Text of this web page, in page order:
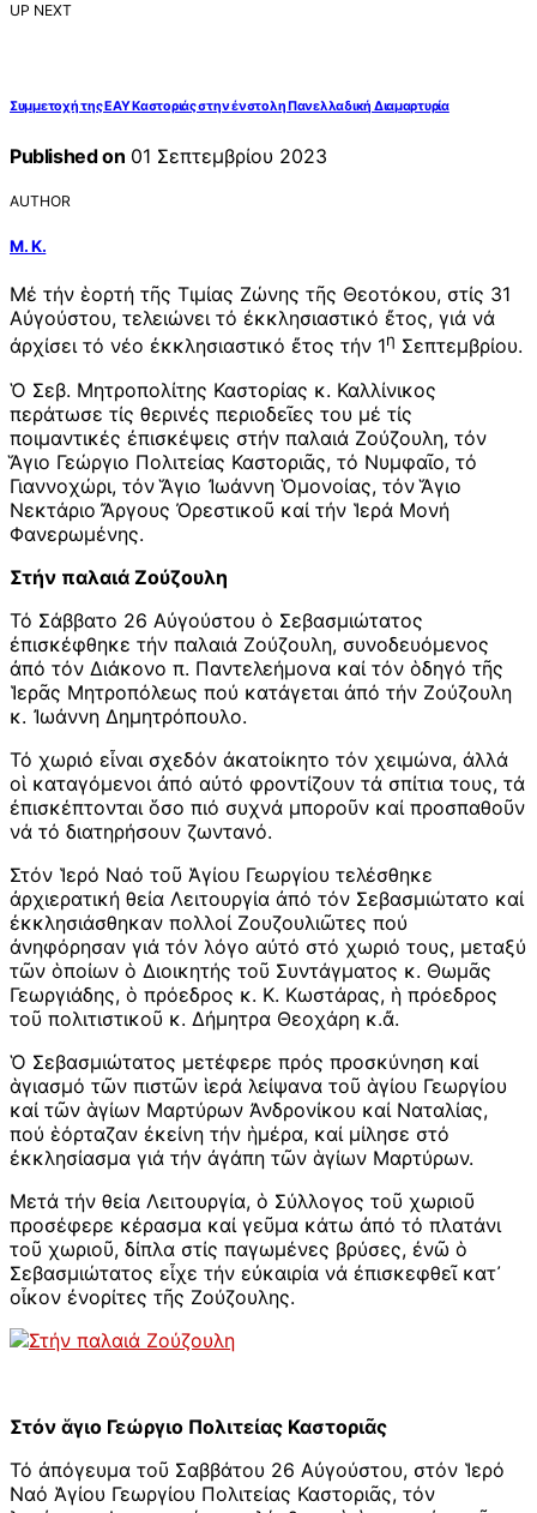
UP NEXT
Συμμετοχή της ΕΑΥ Καστοριάς στην ένστολη Πανελλαδική Διαμαρτυρία
Published on 01 Σεπτεμβρίου 2023
AUTHOR
Μ. Κ.
Μέ τήν ἑορτή τῆς Τιμίας Ζώνης τῆς Θεοτόκου, στίς 31
Αὐγούστου, τελειώνει τό ἐκκλησιαστικό ἔτος, γιά νά
ἀρχίσει τό νέο ἐκκλησιαστικό ἔτος τήν 1η Σεπτεμβρίου.
Ὁ Σεβ. Μητροπολίτης Καστορίας κ. Καλλίνικος
περάτωσε τίς θερινές περιοδεῖες του μέ τίς
ποιμαντικές ἐπισκέψεις στήν παλαιά Ζούζουλη, τόν
Ἅγιο Γεώργιο Πολιτείας Καστοριᾶς, τό Νυμφαῖο, τό
Γιαννοχώρι, τόν Ἅγιο Ἰωάννη Ὁμονοίας, τόν Ἅγιο
Νεκτάριο Ἄργους Ὀρεστικοῦ καί τήν Ἱερά Μονή
Φανερωμένης.
Στήν παλαιά Ζούζουλη
Τό Σάββατο 26 Αὐγούστου ὁ Σεβασμιώτατος
ἐπισκέφθηκε τήν παλαιά Ζούζουλη, συνοδευόμενος
ἀπό τόν Διάκονο π. Παντελεήμονα καί τόν ὁδηγό τῆς
Ἱερᾶς Μητροπόλεως πού κατάγεται ἀπό τήν Ζούζουλη
κ. Ἰωάννη Δημητρόπουλο.
Τό χωριό εἶναι σχεδόν ἀκατοίκητο τόν χειμώνα, ἀλλά
οἱ καταγόμενοι ἀπό αὐτό φροντίζουν τά σπίτια τους, τά
ἐπισκέπτονται ὅσο πιό συχνά μποροῦν καί προσπαθοῦν
νά τό διατηρήσουν ζωντανό.
Στόν Ἱερό Ναό τοῦ Ἁγίου Γεωργίου τελέσθηκε
ἀρχιερατική θεία Λειτουργία ἀπό τόν Σεβασμιώτατο καί
ἐκκλησιάσθηκαν πολλοί Ζουζουλιῶτες πού
ἀνηφόρησαν γιά τόν λόγο αὐτό στό χωριό τους, μεταξύ
τῶν ὁποίων ὁ Διοικητής τοῦ Συντάγματος κ. Θωμᾶς
Γεωργιάδης, ὁ πρόεδρος κ. Κ. Κωστάρας, ἡ πρόεδρος
τοῦ πολιτιστικοῦ κ. Δήμητρα Θεοχάρη κ.ἄ.
Ὁ Σεβασμιώτατος μετέφερε πρός προσκύνηση καί
ἁγιασμό τῶν πιστῶν ἱερά λείψανα τοῦ ἁγίου Γεωργίου
καί τῶν ἁγίων Μαρτύρων Ἀνδρονίκου καί Ναταλίας,
πού ἑόρταζαν ἐκείνη τήν ἡμέρα, καί μίλησε στό
ἐκκλησίασμα γιά τήν ἀγάπη τῶν ἁγίων Μαρτύρων.
Μετά τήν θεία Λειτουργία, ὁ Σύλλογος τοῦ χωριοῦ
προσέφερε κέρασμα καί γεῦμα κάτω ἀπό τό πλατάνι
τοῦ χωριοῦ, δίπλα στίς παγωμένες βρύσες, ἐνῶ ὁ
Σεβασμιώτατος εἶχε τήν εὐκαιρία νά ἐπισκεφθεῖ κατ᾽
οἶκον ἐνορίτες τῆς Ζούζουλης.
Στόν ἅγιο Γεώργιο Πολιτείας Καστοριᾶς
Τό ἀπόγευμα τοῦ Σαββάτου 26 Αὐγούστου, στόν Ἱερό
Ναό Ἁγίου Γεωργίου Πολιτείας Καστοριᾶς, τόν